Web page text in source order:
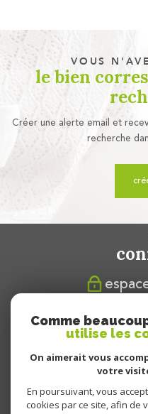
VOUS
le bien
Créer une alerte email et
recherche
Comme
utilise les
On aimerait vous
votre
En poursuivant, vous
cookies par ce site, afin de